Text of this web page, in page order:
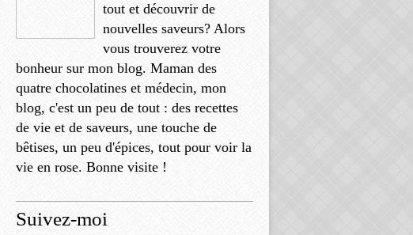
tout et découvrir de
nouvelles saveurs? Alors
vous trouverez votre
bonheur sur mon blog. Maman des
quatre chocolatines et médecin, mon
blog, c'est un peu de tout : des recettes
de vie et de saveurs, une touche de
bêtises, un peu d'épices, tout pour voir la
vie en rose. Bonne visite !
Suivez-moi